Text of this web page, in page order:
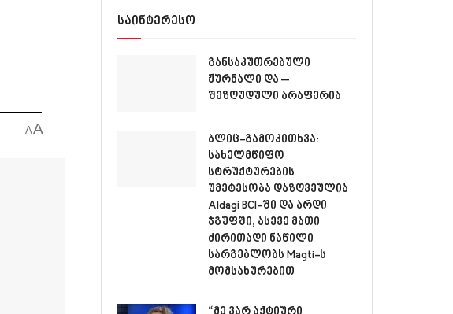
AA
საინტერესო
განსაკუთრებული
ჟურნალი და –
შეზღუდული არაფერია
ბლიც-გამოკითხვა:
სახელმწიფო
სტრუქტურების
უმეტესობა დაზღვეულია
Aldagi BCI-ში და არდი
ჯგუფში, ასევე მათი
ძირითადი ნაწილი
სარგებლობს Magti-ს
მომსახურებით